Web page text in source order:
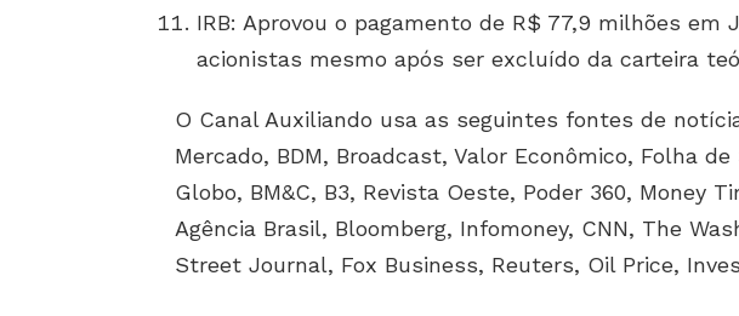
IRB: Aprovou o pagamento de R$ 77,9 milhões em
acionistas mesmo após ser excluído da carteira
O Canal Auxiliando usa as seguintes fontes de
Mercado, BDM, Broadcast, Valor Econômico, Folha
Globo, BM&C, B3, Revista Oeste, Poder 360, Money
Agência Brasil, Bloomberg, Infomoney, CNN, The
Street Journal, Fox Business, Reuters, Oil Price,